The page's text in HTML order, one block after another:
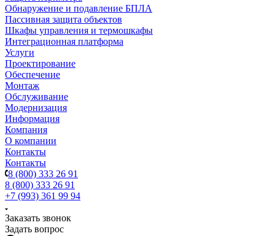
Обнаружение и подавление БПЛА
Пассивная защита объектов
Шкафы управления и термошкафы
Интеграционная платформа
Услуги
Проектирование
Обеспечение
Монтаж
Обслуживание
Модернизация
Информация
Компания
О компании
Контакты
Контакты
8 (800) 333 26 91
8 (800) 333 26 91
+7 (993) 361 99 94
Заказать звонок
Задать вопрос